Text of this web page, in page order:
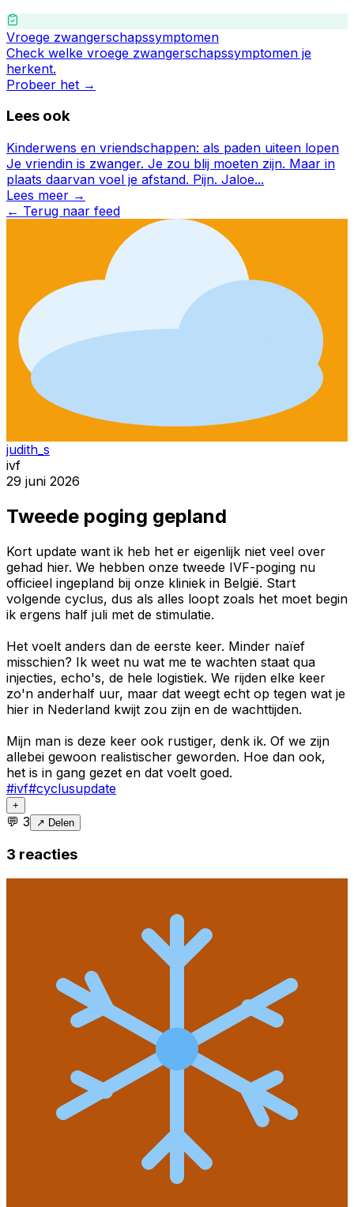
Vroege zwangerschapssymptomen
Check welke vroege zwangerschapssymptomen je
herkent.
Probeer het →
Lees ook
Kinderwens en vriendschappen: als paden uiteen lopen
Je vriendin is zwanger. Je zou blij moeten zijn. Maar in
plaats daarvan voel je afstand. Pijn. Jaloe...
Lees meer →
← Terug naar feed
judith_s
ivf
29 juni 2026
Tweede poging gepland
Kort update want ik heb het er eigenlijk niet veel over
gehad hier. We hebben onze tweede IVF-poging nu
officieel ingepland bij onze kliniek in België. Start
volgende cyclus, dus als alles loopt zoals het moet begin
ik ergens half juli met de stimulatie.
Het voelt anders dan de eerste keer. Minder naïef
misschien? Ik weet nu wat me te wachten staat qua
injecties, echo's, de hele logistiek. We rijden elke keer
zo'n anderhalf uur, maar dat weegt echt op tegen wat je
hier in Nederland kwijt zou zijn en de wachttijden.
Mijn man is deze keer ook rustiger, denk ik. Of we zijn
allebei gewoon realistischer geworden. Hoe dan ook,
het is in gang gezet en dat voelt goed.
#ivf#cyclusupdate
+
💬 3 ↗ Delen
3 reacties